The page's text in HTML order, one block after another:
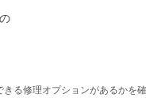
る修理オプションがあるかを確